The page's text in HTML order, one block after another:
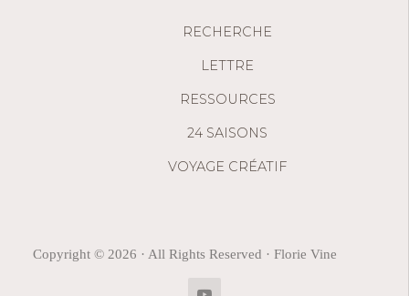
RECHERCHE
LETTRE
RESSOURCES
24 SAISONS
VOYAGE CRÉATIF
Copyright © 2026 · All Rights Reserved · Florie Vine